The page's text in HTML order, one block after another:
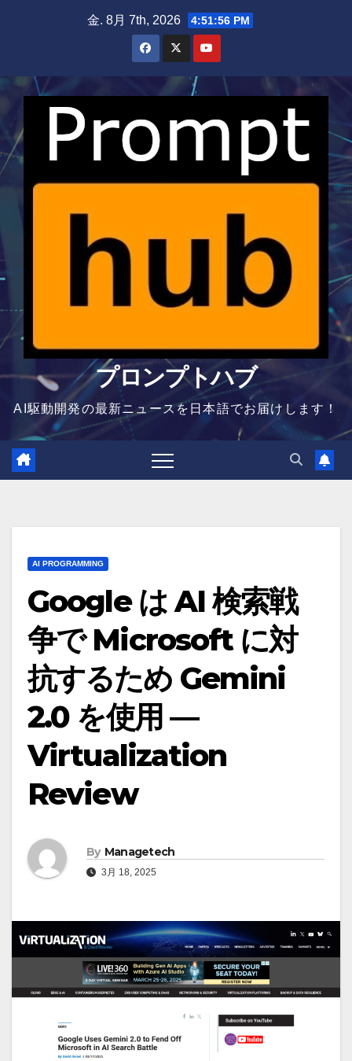
金. 8月 7th, 2026 4:51:57 PM
プロンプトハブ
AI駆動開発の最新ニュースを日本語でお届けします！
AI PROGRAMMING
Google は AI 検索戦
争で Microsoft に対
抗するため Gemini
2.0 を使用 —
Virtualization
Review
By Managetech
3月 18, 2025